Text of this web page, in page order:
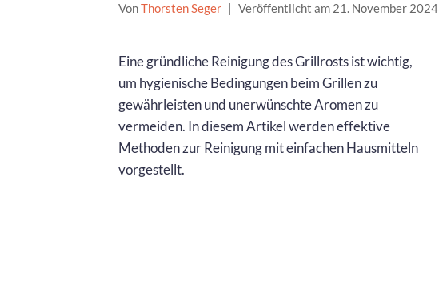
VonThorsten Seger | Veröffentlicht am 21. November 2024
Eine gründliche Reinigung des Grillrosts ist wichtig,
um hygienische Bedingungen beim Grillen zu
gewährleisten und unerwünschte Aromen zu
vermeiden. In diesem Artikel werden effektive
Methoden zur Reinigung mit einfachen Hausmitteln
vorgestellt.